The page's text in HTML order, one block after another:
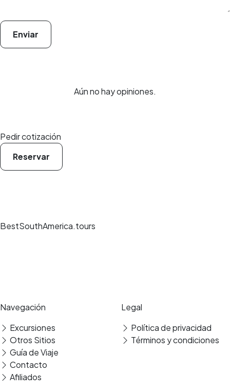
Enviar
Aún no hay opiniones.
Pedir cotización
Reservar
BestSouthAmerica.tours
Navegación
Excursiones
Otros Sitios
Guía de Viaje
Contacto
Afiliados
Legal
Política de privacidad
Términos y condiciones